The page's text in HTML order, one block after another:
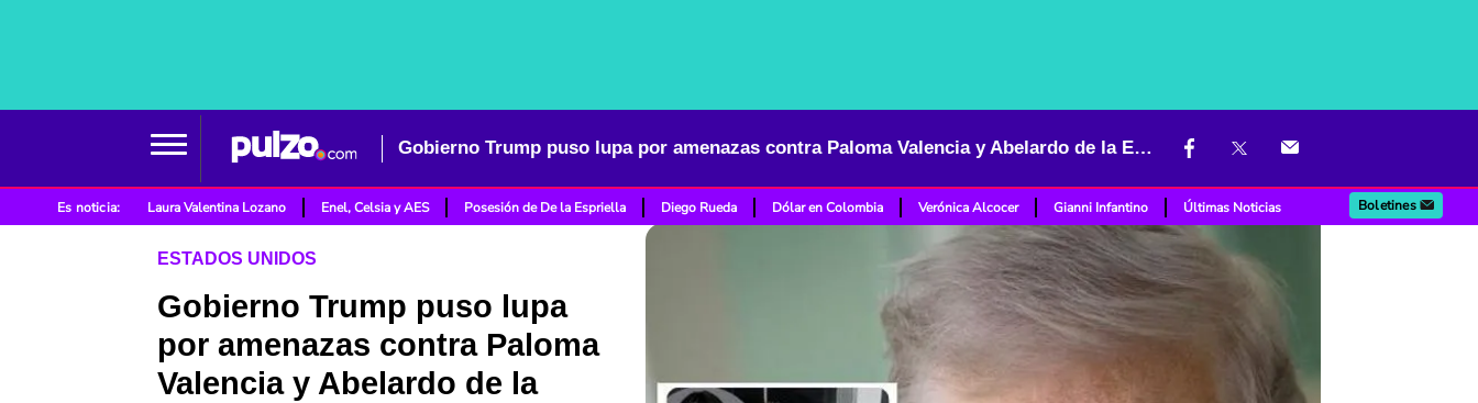
Gobierno Trump puso lupa por amenazas contra Paloma Valencia y Abelardo de la Espriella en Colombia
Es noticia: Laura Valentina Lozano Enel, Celsia y AES Posesión de De la Espriella Diego Rueda Dólar en Colombia Verónica Alcocer Gianni Infantino Últimas Noticias Boletines
ESTADOS UNIDOS
Gobierno Trump puso lupa
por amenazas contra Paloma
Valencia y Abelardo de la